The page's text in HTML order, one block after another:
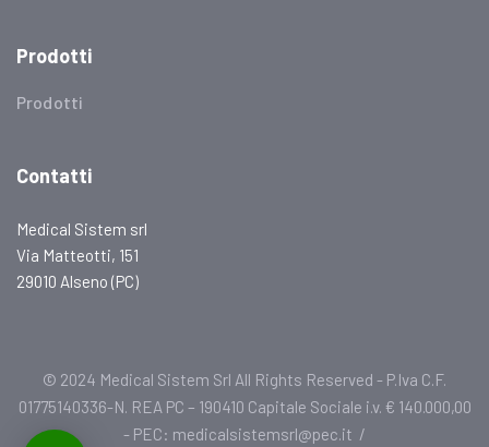
Prodotti
Prodotti
Contatti
Medical Sistem srl
Via Matteotti, 151
29010 Alseno (PC)
© 2024 Medical Sistem Srl All Rights Reserved - P.Iva C.F.
01775140336-N. REA PC – 190410 Capitale Sociale i.v. € 140.000,00
- PEC: medicalsistemsrl@pec.it /